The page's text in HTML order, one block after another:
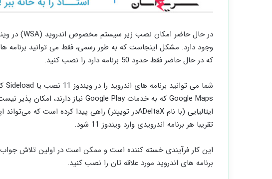
وجود دارد. مشکل اینجاست که به طور رسمی، فقط می ‌توانید برنامه
که در حال حاضر فقط حدود 50 برنامه دارد را نصب کنید.
تقریبا هر برنامه اندرویدی وارد ویندوز 11 شود.
این کار فرآیندی خسته کننده است و ممکن است در اولین تلاش جواب
برنامه های اندروید مورد علاقه تان را نصب کنید.